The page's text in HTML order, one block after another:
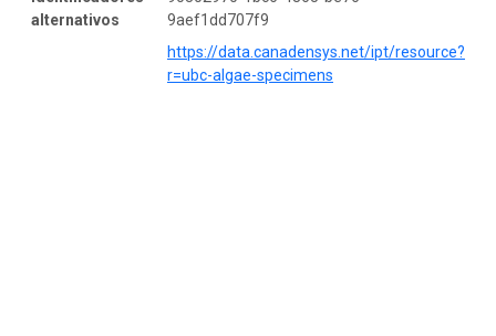
alternativos
9aef1dd707f9
https://data.canadensys.net/ipt/resource?
r=ubc-algae-specimens